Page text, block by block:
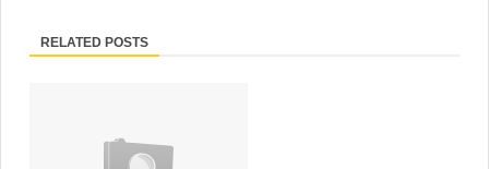
RELATED POSTS